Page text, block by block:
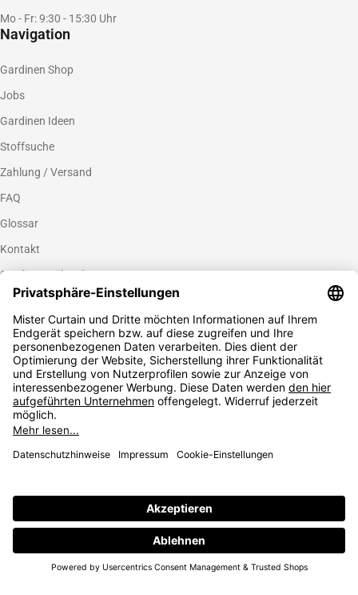
Mo - Fr: 9:30 - 15:30 Uhr
Navigation
Gardinen Shop
Jobs
Gardinen Ideen
Stoffsuche
Zahlung / Versand
FAQ
Glossar
Kontakt
Gardinen nähen lassen
Zahlungsmethoden
Sicherheit
AGBWiderrufsbelehrung
Impressum
© 2026
* inkl. 19 % MwSt.,inkl. Versandkosten